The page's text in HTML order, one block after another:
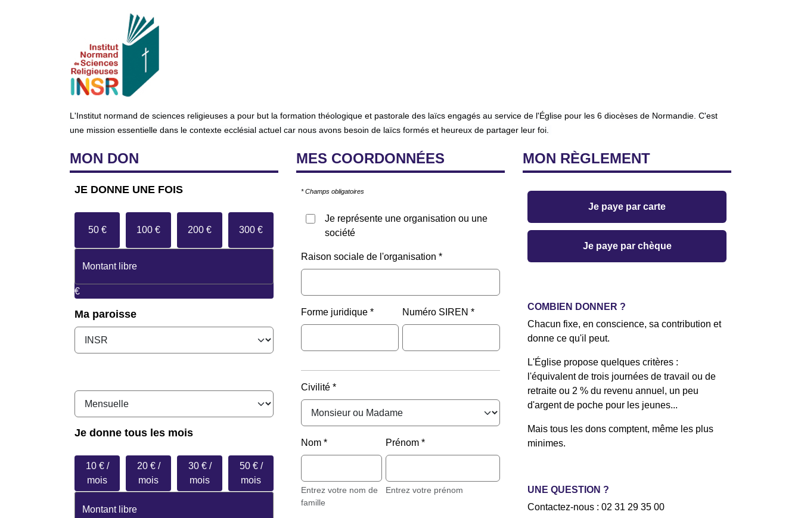
L'Institut normand de sciences religieuses a pour but la formation théologique et pastorale des laïcs engagés au service de l'Église pour les 6 diocèses de Normandie. C'est
une mission essentielle dans le contexte ecclésial actuel car nous avons besoin de laïcs formés et heureux de partager leur foi.
MON DON
JE DONNE UNE FOIS
50 € 100 € 200 € 300 €
€
Ma paroisse
Je donne tous les mois
10 € /
mois
20 € /
mois
30 € /
mois
50 € /
mois
MES COORDONNÉES
* Champs obligatoires
Je représente une organisation ou une
société
Raison sociale de l'organisation
Forme juridique Numéro SIREN
Civilité
Nom
Entrez votre nom de
famille
Prénom
Entrez votre prénom
MON RÈGLEMENT
Je paye par carte
Je paye par chèque
COMBIEN DONNER ?
Chacun fixe, en conscience, sa contribution et
donne ce qu'il peut.
L'Église propose quelques critères :
l'équivalent de trois journées de travail ou de
retraite ou 2 % du revenu annuel, un peu
d'argent de poche pour les jeunes...
Mais tous les dons comptent, même les plus
minimes.
UNE QUESTION ?
Contactez-nous : 02 31 29 35 00